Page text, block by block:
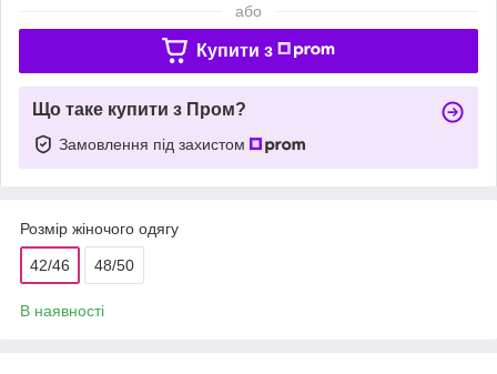
або
Купити з
Що таке купити з Пром?
Замовлення під захистом
Розмір жіночого одягу
42/46 48/50
В наявності